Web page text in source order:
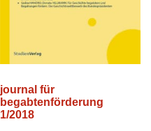
journal für
begabtenförderung
1/2018